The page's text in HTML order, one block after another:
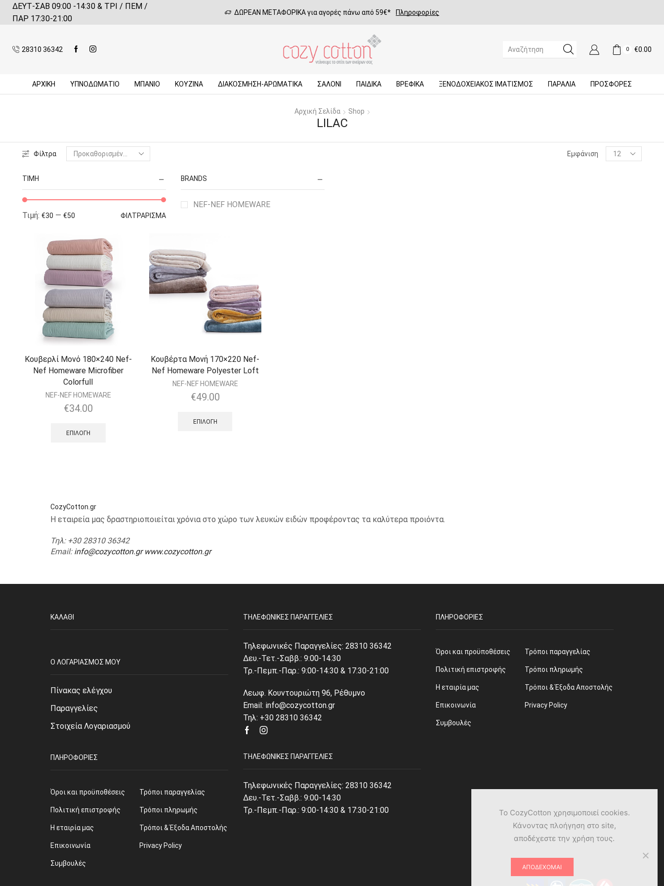
ΔΕΥΤ-ΣΑΒ 09:00 -14:30 & ΤΡΙ / ΠΕΜ /
ΠΑΡ 17:30-21:00
ΔΩΡΕΑΝ ΜΕΤΑΦΟΡΙΚΑ για αγορές πάνω από 59€* Πληροφορίες
28310 36342
SEARCH
0 €0.00
ΑΡΧΙΚΉ ΥΠΝΟΔΩΜΑΤΙΟ ΜΠΆΝΙΟ ΚΟΥΖΊΝΑ ΔΙΑΚΟΣΜΗΣΗ-ΑΡΩΜΑΤΙΚΑ ΣΑΛΌΝΙ ΠΑΙΔΙΚΆ ΒΡΕΦΙΚΆ ΞΕΝΟΔΟΧΕΙΑΚΌΣ ΙΜΑΤΙΣΜΌΣ ΠΑΡΑΛΙΑ ΠΡΟΣΦΟΡΈΣ
Αρχική Σελίδα Shop
LILAC
Φίλτρα Εμφάνιση
Products
per
ΤΙΜΉ
ΦΙΛΤΡΆΡΙΣΜΑ
Τιμή: €30 — €50
BRANDS
NEF-NEF HOMEWARE
Κουβερλί Μονό 180×240 Nef-
Nef Homeware Microfiber
Colorfull
NEF-NEF HOMEWARE
€34.00
ΕΠΙΛΟΓΉ
Κουβέρτα Μονή 170×220 Nef-
Nef Homeware Polyester Loft
NEF-NEF HOMEWARE
€49.00
ΕΠΙΛΟΓΉ
CozyCotton.gr
Η εταιρεία μας δραστηριοποιείται χρόνια στο χώρο των λευκών ειδών προφέροντας τα καλύτερα προιόντα.
Τηλ: +30 28310 36342
Email: info@cozycotton.gr www.cozycotton.gr
ΚΑΛΆΘΙ
O ΛΟΓΑΡΙΑΣΜΌΣ ΜΟΥ
Πίνακας ελέγχου
Παραγγελίες
Στοιχεία Λογαριασμού
ΠΛΗΡΟΦΟΡΊΕΣ
Όροι και προϋποθέσεις
Πολιτική επιστροφής
Η εταιρία μας
Επικοινωνία
Συμβουλές
Τρόποι παραγγελίας
Τρόποι πληρωμής
Τρόποι & Έξοδα Αποστολής
Privacy Policy
ΤΗΛΕΦΩΝΙΚΈΣ ΠΑΡΑΓΓΕΛΊΕΣ
Τηλεφωνικές Παραγγελίες: 28310 36342
Δευ.-Τετ.-Σαββ.: 9:00-14:30
Τρ.-Πεμπ.-Παρ.: 9:00-14:30 & 17:30-21:00
Λεωφ. Κουντουριώτη 96, Ρέθυμνο
Email: info@cozycotton.gr
Τηλ: +30 28310 36342
FacebookInstagram
ΤΗΛΕΦΩΝΙΚΈΣ ΠΑΡΑΓΓΕΛΊΕΣ
Τηλεφωνικές Παραγγελίες: 28310 36342
Δευ.-Τετ.-Σαββ.: 9:00-14:30
Τρ.-Πεμπ.-Παρ.: 9:00-14:30 & 17:30-21:00
ΠΛΗΡΟΦΟΡΊΕΣ
Όροι και προϋποθέσεις
Πολιτική επιστροφής
Η εταιρία μας
Επικοινωνία
Συμβουλές
Τρόποι παραγγελίας
Τρόποι πληρωμής
Τρόποι & Έξοδα Αποστολής
Privacy Policy
Το CozyCotton χρησιμοποιεί cookies.
Κάνοντας πλοήγηση στο site,
αποδέχεστε την χρήση τους.
ΑΠΟΔΈΧΟΜΑΙ